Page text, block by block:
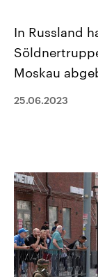
Landtagswahl
2026
Sachsen-Anhalt
Bundesland von
und
und Kandidaten
Wahl.
Sendungen
Audio-Archiv
In Russland
Moskau
25.06.2023